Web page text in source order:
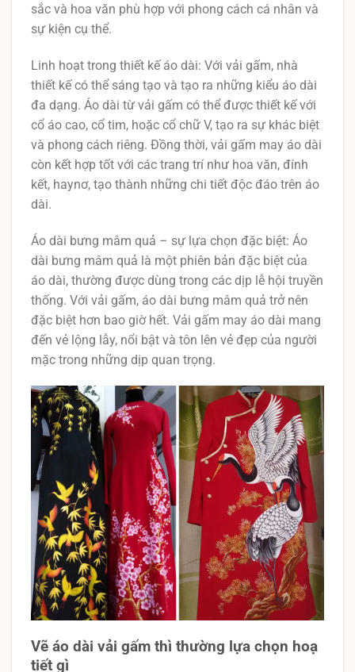
sắc và hoa văn phù hợp với phong cách cá nhân và
sự kiện cụ thể.
Linh hoạt trong thiết kế áo dài: Với vải gấm, nhà
thiết kế có thể sáng tạo và tạo ra những kiểu áo dài
đa dạng. Áo dài từ vải gấm có thể được thiết kế với
cổ áo cao, cổ tim, hoặc cổ chữ V, tạo ra sự khác biệt
và phong cách riêng. Đồng thời, vải gấm may áo dài
còn kết hợp tốt với các trang trí như hoa văn, đính
kết, haynơ, tạo thành những chi tiết độc đáo trên áo
dài.
Áo dài bưng mâm quả – sự lựa chọn đặc biệt: Áo
dài bưng mâm quả là một phiên bản đặc biệt của
áo dài, thường được dùng trong các dịp lễ hội truyền
thống. Với vải gấm, áo dài bưng mâm quả trở nên
đặc biệt hơn bao giờ hết. Vải gấm may áo dài mang
đến vẻ lộng lẫy, nổi bật và tôn lên vẻ đẹp của người
mặc trong những dịp quan trọng.
Vẽ áo dài vải gấm thì thường lựa chọn hoạ
tiết gì